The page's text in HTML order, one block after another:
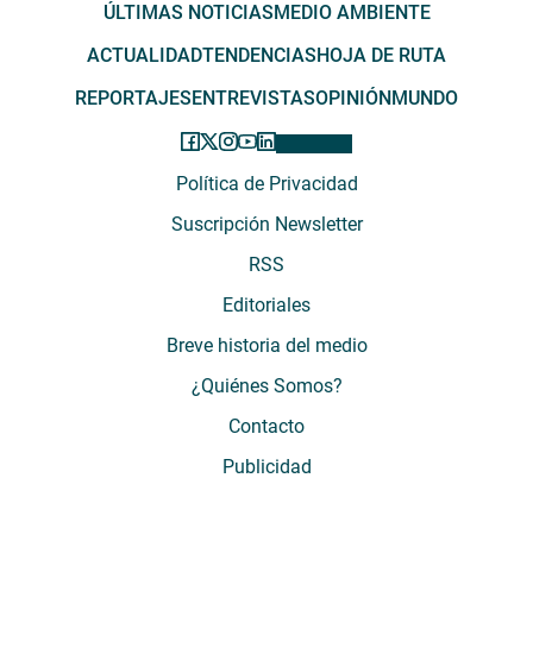
ÚLTIMAS NOTICIAS MEDIO AMBIENTE
ACTUALIDADTENDENCIAS HOJA DE RUTA
REPORTAJES ENTREVISTASOPINIÓN MUNDO
Política de Privacidad
Suscripción Newsletter
RSS
Editoriales
Breve historia del medio
¿Quiénes Somos?
Contacto
Publicidad